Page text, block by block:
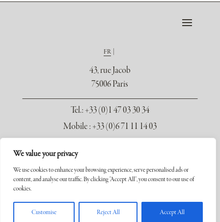
We value your privacy
We use cookies to enhance your browsing experience, serve personalised ads or
content, and analyse our traffic. By clicking "Accept All", you consent to our use of
cookies.
Customise Reject All Accept All
FR
43, rue Jacob
75006 Paris
Tel.: +33 (0)1 47 03 30 34
Mobile : +33 (0)6 71 11 14 03